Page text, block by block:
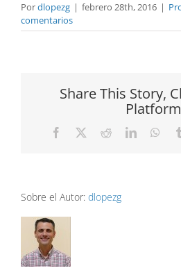
Pordlopezg | febrero 28th, 2016 |
comentarios
Share This Story,
Facebook RedditLinkedIn
Sobre el Autor: dlopezg